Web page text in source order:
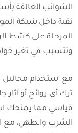
الشوائب العالقة
نقية داخل شبكة
المرحلة على كشط
وتتسبب في تغير
مع استخدام محاليل
ترك أي روائح أو آثار
قياسي مما يمنحك
الشرب والطهي، مع